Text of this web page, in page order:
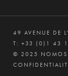
49 AVENUE DE
T: +33 (0)1 43
© 2025